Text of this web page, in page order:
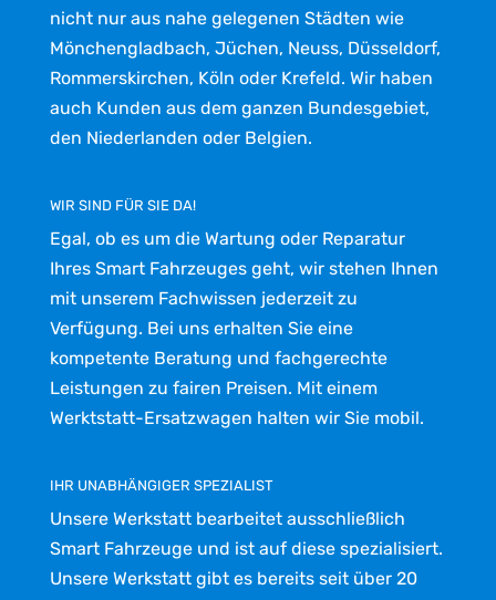
nicht nur aus nahe gelegenen Städten wie
Mönchengladbach, Jüchen, Neuss, Düsseldorf,
Rommerskirchen, Köln oder Krefeld. Wir haben
auch Kunden aus dem ganzen Bundesgebiet,
den Niederlanden oder Belgien.
WIR SIND FÜR SIE DA!
Egal, ob es um die Wartung oder Reparatur
Ihres Smart Fahrzeuges geht, wir stehen Ihnen
mit unserem Fachwissen jederzeit zu
Verfügung. Bei uns erhalten Sie eine
kompetente Beratung und fachgerechte
Leistungen zu fairen Preisen. Mit einem
Werktstatt-Ersatzwagen halten wir Sie mobil.
IHR UNABHÄNGIGER SPEZIALIST
Unsere Werkstatt bearbeitet ausschließlich
Smart Fahrzeuge und ist auf diese spezialisiert.
Unsere Werkstatt gibt es bereits seit über 20